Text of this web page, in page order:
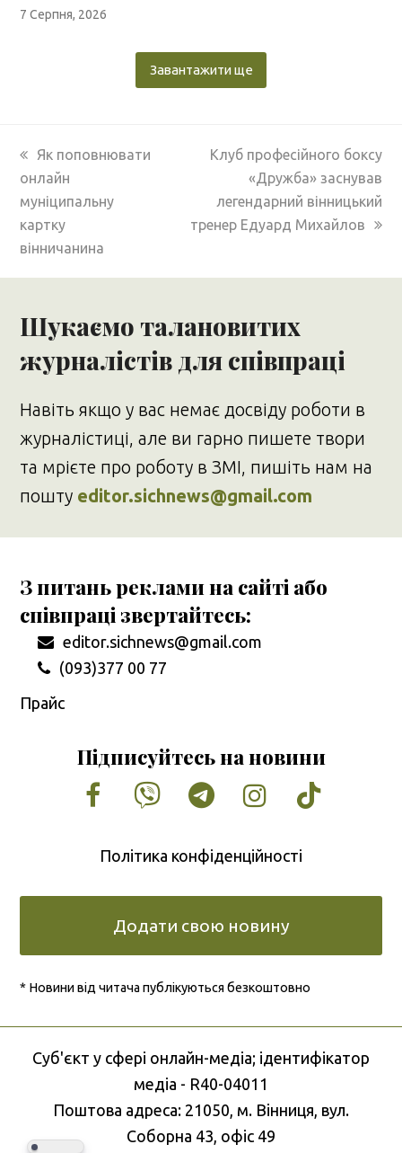
7 Серпня, 2026
Завантажити ще
previous
post:
Як поповнювати
онлайн
муніципальну
картку
вінничанина
next
Клуб професійного боксу
«Дружба» заснував
легендарний вінницький
тренер Едуард Михайлов
Шукаємо талановитих
журналістів для співпраці
Навіть якщо у вас немає досвіду роботи в
журналістиці, але ви гарно пишете твори
та мрієте про роботу в ЗМІ, пишіть нам на
пошту editor.sichnews@gmail.com
З питань реклами на сайті або
співпраці звертайтесь:
editor.sichnews@gmail.com
(093)377 00 77
Прайс
Підписуйтесь на новини
Facebook
VimeoTumblrInstagram
Tiktok
Політика конфіденційності
Додати свою новину
* Новини від читача публікуються безкоштовно
Cуб'єкт у сфері онлайн-медіа; ідентифікатор
медіа - R40-04011
Поштова адреса: 21050, м. Вінниця, вул.
Соборна 43, офіс 49